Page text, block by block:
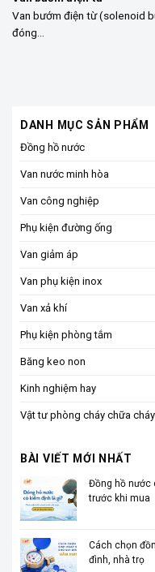
DANH MỤC SẢN PHẨM
Đồng hồ nước
Van nước minh hòa
Van công nghiệp
Phụ kiện đường ống
Van giảm áp
Van phụ kiện inox
Van xả khí
Phụ kiện phòng tắm
Băng keo non
Kinh nghiệm hay
Vật tư phòng cháy chữa cháy
BÀI VIẾT MỚI NHẤT
Đồng hồ nước
trước khi mua
Cách chọn
đình, nhà trọ
Van bướm điện từ (solenoid
đóng...